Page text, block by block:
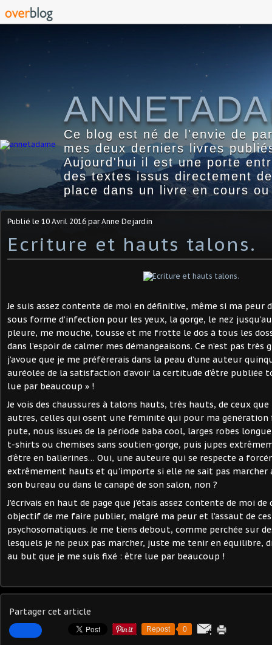
Ce blog est né de l'envie de
mes deux derniers livres
Aujourd'hui il est une porte
des textes issus directement
place dans un livre en cours
Publié le 10 Avril 2016 par Anne Dejardin
Ecriture et hauts talons.
Je suis assez contente de moi en définitive, même si ma peur
sous forme d’infection pour les yeux, la gorge, le nez
pleure, me mouche, tousse et me frotte le dos à tous les
dans l’espoir de calmer mes démangeaisons. Ce n’est pas très
j’avoue que je me préfèrerais dans la peau d’une auteur
auréolée de la satisfaction d’avoir la certitude d’être publiée
lue par beaucoup » !
Je vois des chaussures à talons hauts, très hauts, de ceux
autres, celles qui osent une féminité qui pour ma
pute, nous issues de la période baba cool, larges robes
t-shirts ou chemises sans soutien-gorge, puis jupes
d’être en ballerines… Oui, une auteure qui se respecte a
extrêmement hauts et qu’importe si elle ne sait pas marcher
son bureau ou dans le canapé de son salon, non ?
J’écrivais en haut de page que j’étais assez contente de moi
objectif de me faire publier, malgré ma peur et l’assaut de
psychosomatiques. Je me tiens debout, comme perchée sur
lesquels je ne peux pas marcher, juste me tenir en équilibre,
au but que je me suis fixé : être lue par beaucoup !
Partager cet article
Repost 0